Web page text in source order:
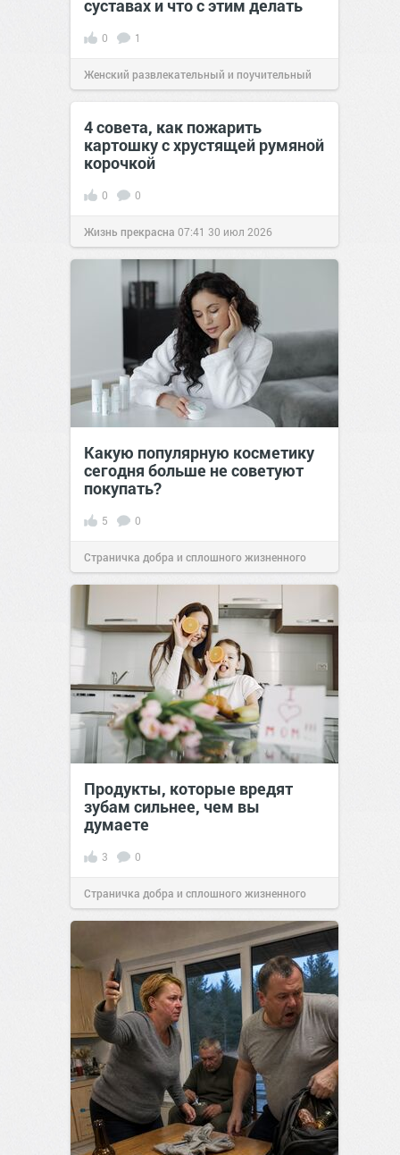
суставах и что с этим делать
0 1
Женский развлекательный и поучительный
сайт. 22:35 24 окт 2024
4 совета, как пожарить
картошку с хрустящей румяной
корочкой
0 0
Жизнь прекрасна 07:41 30 июл 2026
Какую популярную косметику
сегодня больше не советуют
покупать?
5 0
Страничка добра и сплошного жизненного
позитива!06:3816 июл 2026
Продукты, которые вредят
зубам сильнее, чем вы
думаете
3 0
Страничка добра и сплошного жизненного
позитива!08:3816 июл 2026